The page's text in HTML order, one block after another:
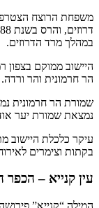
במהלך מרד הדרוזים.
הר חרמונית והר ורדה.
שמורת הר חרמונית
נמצאת שמורת יער
עיקר כלכלת היישוב
בקתות וצימרים
עין קנייא – הכפר
המילה “קנייא”